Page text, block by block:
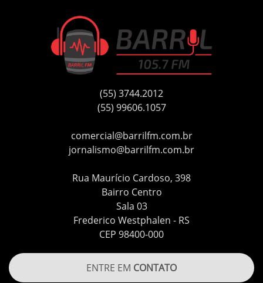
(55) 3744.2012
(55) 99606.1057
comercial@barrilfm.com.br
jornalismo@barrilfm.com.br
Rua Maurício Cardoso, 398
Bairro Centro
Sala 03
Frederico Westphalen - RS
CEP 98400-000
ENTRE EM CONTATO